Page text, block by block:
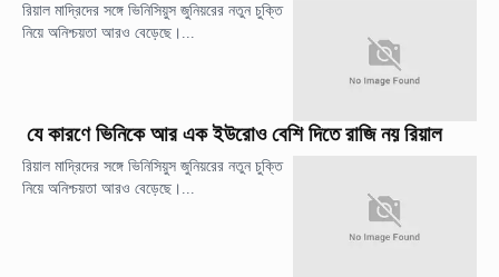
রিয়াল মাদ্রিদের সঙ্গে ভিনিসিয়ুস জুনিয়রের নতুন চুক্তি
নিয়ে অনিশ্চয়তা আরও বেড়েছে।...
যে কারণে ভিনিকে আর এক ইউরোও বেশি দিতে রাজি নয় রিয়াল
রিয়াল মাদ্রিদের সঙ্গে ভিনিসিয়ুস জুনিয়রের নতুন চুক্তি
নিয়ে অনিশ্চয়তা আরও বেড়েছে।...